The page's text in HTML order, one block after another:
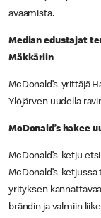
avaamista.
Median edustajat
Mäkkäriin
McDonald’s-yrittäjä
Ylöjärven uudella
McDonald’s hakee
McDonald’s-ketju
McDonald’s-
yrityksen
brändin ja valmiin